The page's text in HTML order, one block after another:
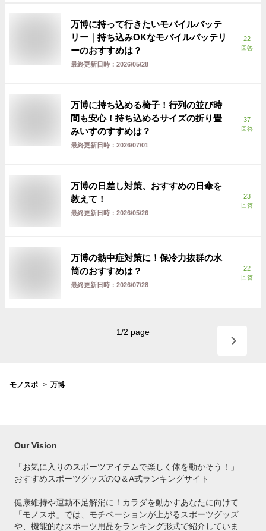
万博に持って行きたいモバイルバッテ
リー｜持ち込みOKなモバイルバッテリ
ーのおすすめは？
最終更新日時： 2026/05/28
22
回答
万博に持ち込める椅子！行列の並び時
間も安心！持ち込めるサイズの折り畳
みいすのすすめは？
最終更新日時： 2026/07/01
37
回答
万博の日差し対策、おすすめの日傘を
教えて！
最終更新日時： 2026/05/26
23
回答
万博の熱中症対策に！保冷力抜群の水
筒のおすすめは？
最終更新日時： 2026/07/28
22
回答
1/2 page
モノスポ 万博
Our Vision
「お気に入りのスポーツアイテムで楽しく体を動かそう！」
おすすめスポーツグッズのQ＆A式ランキングサイト
健康維持や運動不足解消に！カラダを動かすあなたに向けて
「モノスポ」では、モチベーションが上がるスポーツグッズ
や、機能的なスポーツ用品をランキング形式で紹介していま